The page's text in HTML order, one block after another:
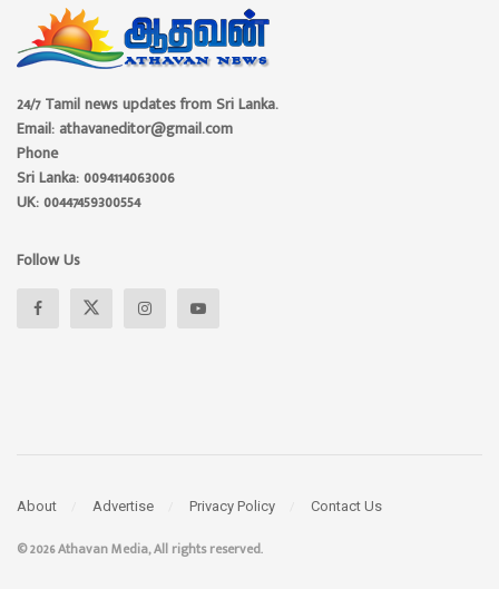
24/7 Tamil news updates from Sri Lanka.
Email: athavaneditor@gmail.com
Phone
Sri Lanka: 0094114063006
UK: 00447459300554
Follow Us
About Advertise Privacy Policy Contact Us
© 2026 Athavan Media, All rights reserved.